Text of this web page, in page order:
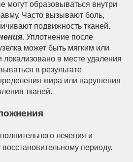
могут образовываться внутри
Часто вызывают боль,
подвижность тканей.
. Уплотнение после
может быть мягким или
в месте удаления
в результате
жира или нарушения
тканей.
лечения и
периоду.